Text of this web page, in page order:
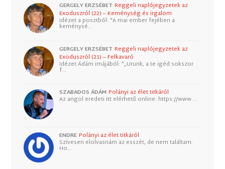
GERGELY ERZSÉBET Reggeli naplójegyzetek az
Exoduszról (22) – Keménység és irgalom
Idézet a posztból: "A mai ember fejében a
keménysé…
GERGELY ERZSÉBET Reggeli naplójegyzetek az
Exoduszról (21) – Felkavaró
Idézet Ádám imájából: "„Urunk, a te igéd sokszor
f…
SZABADOS ÁDÁM Polányi az élet titkáról
Az angol eredeti itt elérhető online: https://www.…
ENDRE Polányi az élet titkáról
Szívesen elolvasnám az esszét, de nem találtam.
Ho…